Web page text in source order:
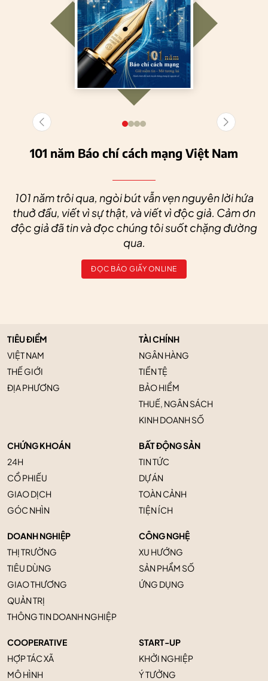
101 năm Báo chí cách mạng Việt Nam
101 năm trôi qua, ngòi bút vẫn vẹn nguyên lời hứa
thuở đầu, viết vì sự thật, và viết vì độc giả. Cảm ơn
độc giả đã tin và đọc chúng tôi suốt chặng đường
qua.
ĐỌC BÁO GIẤY ONLINE
TIÊU ĐIỂM
VIỆT NAM
THẾ GIỚI
ĐỊA PHƯƠNG
TÀI CHÍNH
NGÂN HÀNG
TIỀN TỆ
BẢO HIỂM
THUẾ, NGÂN SÁCH
KINH DOANH SỐ
CHỨNG KHOÁN
24H
CỔ PHIẾU
GIAO DỊCH
GÓC NHÌN
BẤT ĐỘNG SẢN
TIN TỨC
DỰ ÁN
TOÀN CẢNH
TIỆN ÍCH
DOANH NGHIỆP
THỊ TRƯỜNG
TIÊU DÙNG
GIAO THƯƠNG
QUẢN TRỊ
THÔNG TIN DOANH NGHIỆP
CÔNG NGHỆ
XU HƯỚNG
SẢN PHẨM SỐ
ỨNG DỤNG
COOPERATIVE
HỢP TÁC XÃ
MÔ HÌNH
START-UP
KHỞI NGHIỆP
Ý TƯỞNG